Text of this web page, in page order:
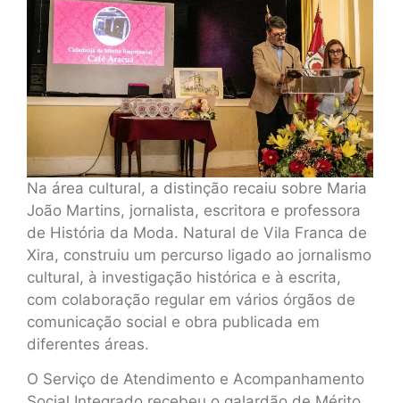
Na área cultural, a distinção recaiu sobre Maria
João Martins, jornalista, escritora e professora
de História da Moda. Natural de Vila Franca de
Xira, construiu um percurso ligado ao jornalismo
cultural, à investigação histórica e à escrita,
com colaboração regular em vários órgãos de
comunicação social e obra publicada em
diferentes áreas.
O Serviço de Atendimento e Acompanhamento